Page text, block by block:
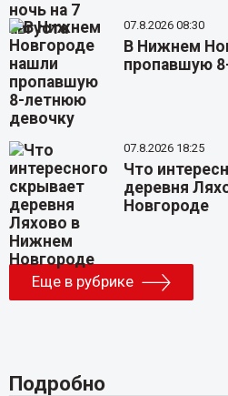
07.8.2026 08:30
В Нижнем
пропавшую
07.8.2026 18:25
Что
деревня
Новгороде
Еще в рубрике
Подробно